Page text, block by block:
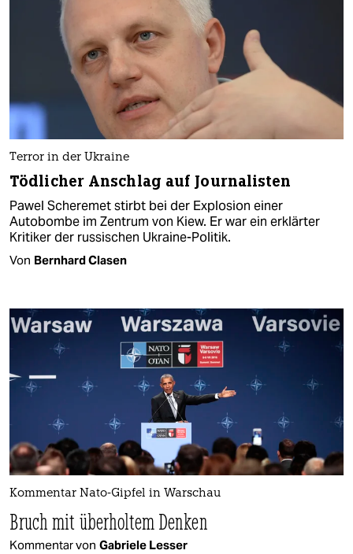
Terror in der Ukraine
Tödlicher Anschlag auf Journalisten
Pawel Scheremet stirbt bei der Explosion einer
Autobombe im Zentrum von Kiew. Er war ein erklärter
Kritiker der russischen Ukraine-Politik.
Von Bernhard Clasen
Kommentar Nato-Gipfel in Warschau
Bruch mit überholtem Denken
Kommentar von Gabriele Lesser